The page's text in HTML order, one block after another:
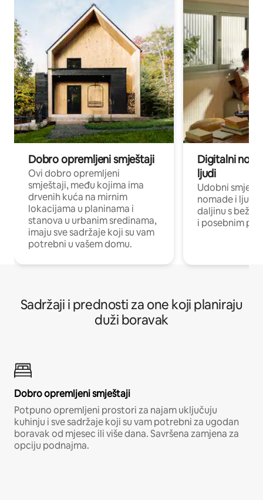
Dobro opremljeni smještaji
Ovi dobro opremljeni
smještaji, među kojima ima
drvenih kuća na mirnim
lokacijama u planinama i
stanova u urbanim sredinama,
imaju sve sadržaje koji su vam
potrebni u vašem domu.
Digitalni
ljudi
Udobni
nomade i ljude
daljinu s
i posebnim
Sadržaji i prednosti za one koji planiraju
duži boravak
Dobro opremljeni smještaji
Potpuno opremljeni prostori za najam uključuju
kuhinju i sve sadržaje koji su vam potrebni za ugodan
boravak od mjesec ili više dana. Savršena zamjena za
opciju podnajma.